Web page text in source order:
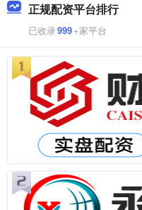
正规配资平台排行
已收录999+家平台